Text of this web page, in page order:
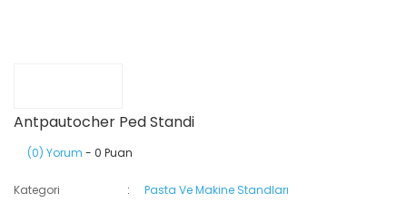
Antpautocher Ped Standi
(0) Yorum - 0 Puan
Kategori
Pasta Ve Makine Standları